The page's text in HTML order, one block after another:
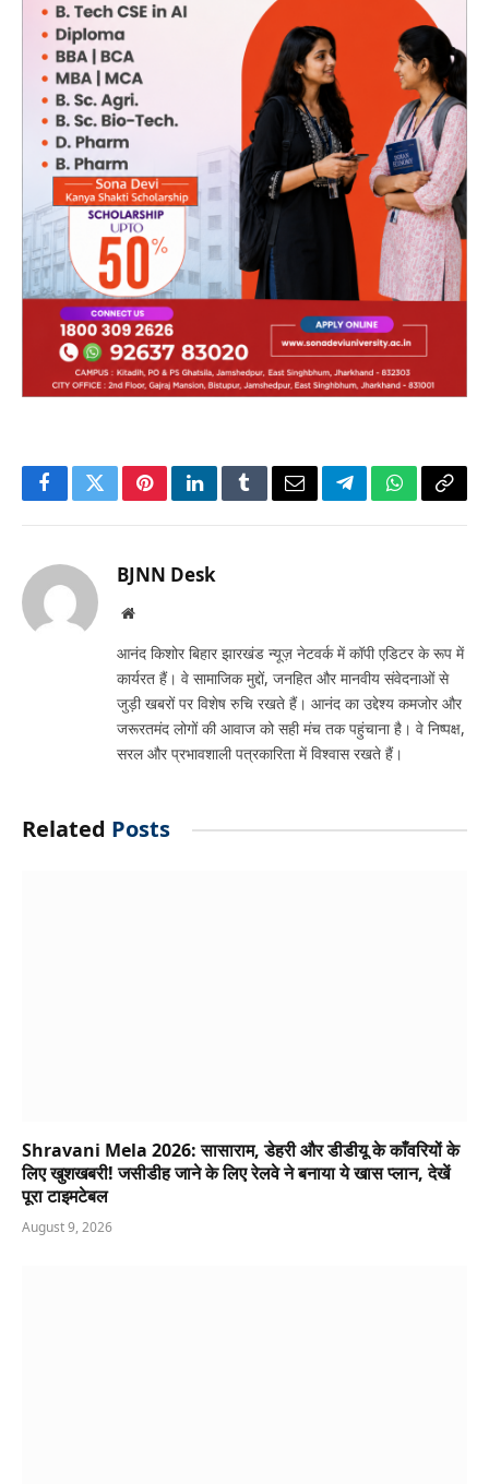
FacebookTwitterPinterestLinkedInTumblrEmailTelegramWhatsApp
Copy
BJNN Desk
Website
आनंद किशोर बिहार झारखंड न्यूज़ नेटवर्क में कॉपी एडिटर के रूप में
कार्यरत हैं। वे सामाजिक मुद्दों, जनहित और मानवीय संवेदनाओं से
जुड़ी खबरों पर विशेष रुचि रखते हैं। आनंद का उद्देश्य कमजोर और
जरूरतमंद लोगों की आवाज को सही मंच तक पहुंचाना है। वे निष्पक्ष,
सरल और प्रभावशाली पत्रकारिता में विश्वास रखते हैं।
Related Posts
Shravani Mela 2026: सासाराम, डेहरी और डीडीयू के काँवरियों के
लिए खुशखबरी! जसीडीह जाने के लिए रेलवे ने बनाया ये खास प्लान, देखें
पूरा टाइमटेबल
August 9, 2026